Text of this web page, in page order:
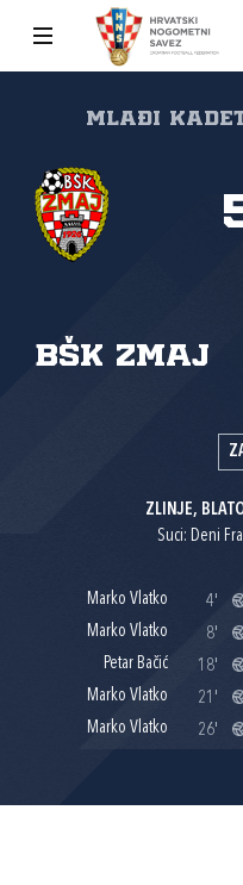
Mlađi
BŠK Zmaj
ZLINJE,
Suci: Deni
Marko Vlatko
4'
Marko Vlatko
8'
Petar Bačić
18'
Marko Vlatko
21'
Marko Vlatko
26'